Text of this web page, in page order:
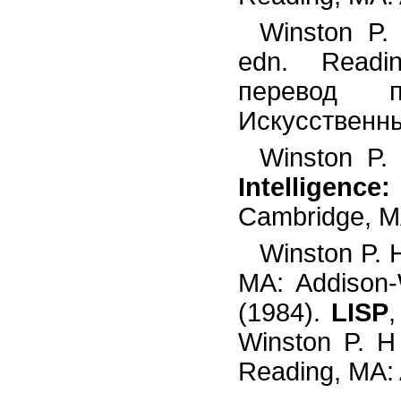
Winston
edn.
перевод
Winston
Cambridge,
Winston P.
MA:
(1984). LISP,
Winston P.
Reading,